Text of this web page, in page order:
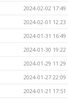
2024-02-02 17:49
2024-02-01 12:23
2024-01-31 16:49
2024-01-30 19:22
2024-01-29 11:29
2024-01-27 22:09
2024-01-21 17:51